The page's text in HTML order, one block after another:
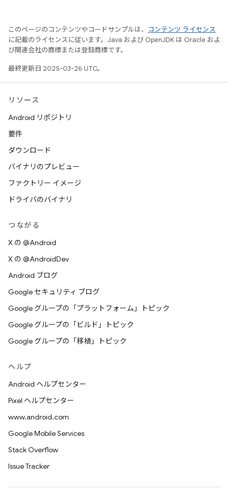
このページのコンテンツやコードサンプルは、
コンテンツ ライセンス
に記載のライセンスに従います。Java および OpenJDK は Oracle およ
び関連会社の商標または登録商標です。
最終更新日 2025-03-26 UTC。
リソース
Android リポジトリ
要件
ダウンロード
バイナリのプレビュー
ファクトリー イメージ
ドライバのバイナリ
つながる
X の @Android
X の @AndroidDev
Android ブログ
Google セキュリティ ブログ
Google グループの「プラットフォーム」トピック
Google グループの「ビルド」トピック
Google グループの「移植」トピック
ヘルプ
Android ヘルプセンター
Pixel ヘルプセンター
www.android.com
Google Mobile Services
Stack Overflow
Issue Tracker